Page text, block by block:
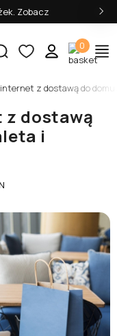
Zobacz ›
0
z dostawą do
z dostawą
i